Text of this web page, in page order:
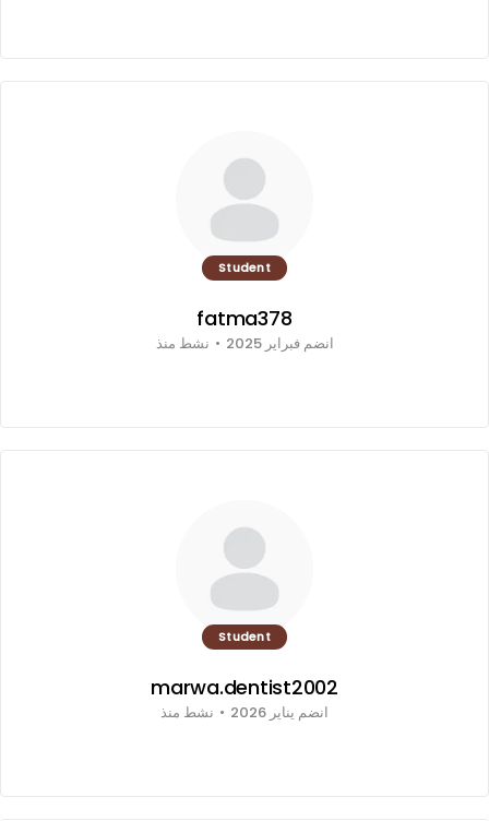
Student
fatma378
انضم فبراير 2025 • نشط منذ
Student
marwa.dentist2002
انضم يناير 2026 • نشط منذ